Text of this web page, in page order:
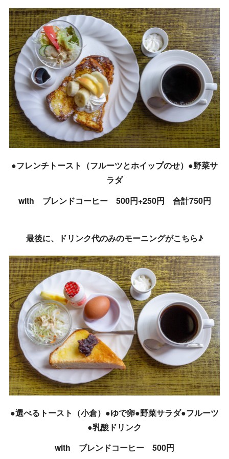
●フレンチトースト（フルーツとホイップのせ）●野菜サ
ラダ
with ブレンドコーヒー 500円+250円 合計750円
最後に、ドリンク代のみのモーニングがこちら♪
●選べるトースト（小倉）●ゆで卵●野菜サラダ●フルーツ
●乳酸ドリンク
with ブレンドコーヒー 500円